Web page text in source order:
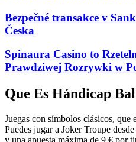
Bezpečné transakce v
Česka
Spinaura Casino to
Prawdziwej Rozrywki w
Que Es Hándicap
Juegas con símbolos clásicos, que
Puedes jugar a Joker Troupe